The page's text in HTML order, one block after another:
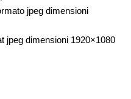
jpeg dimensioni
jpeg dimensioni 1920×1080